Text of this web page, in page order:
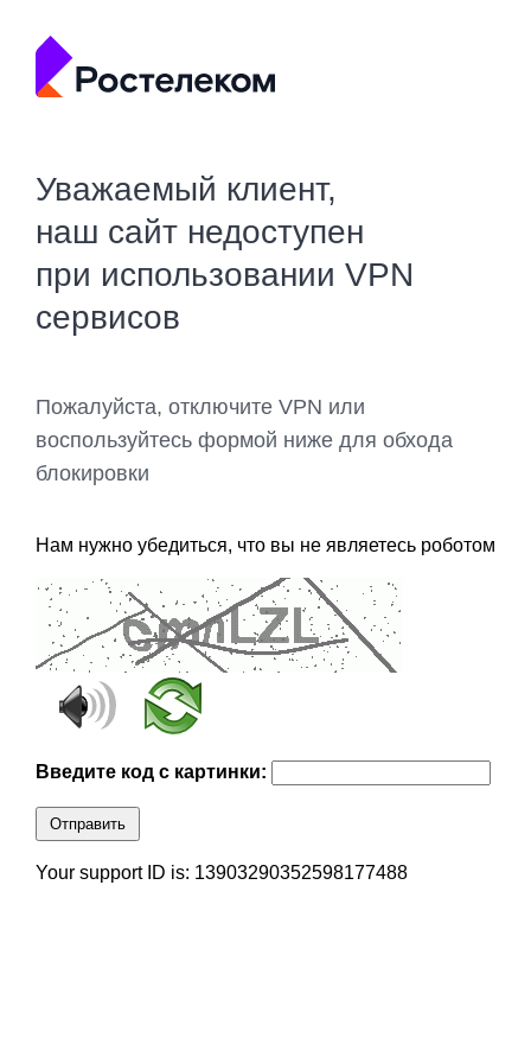
Уважаемый клиент,
наш сайт недоступен
при использовании VPN
сервисов
Пожалуйста, отключите VPN или
воспользуйтесь формой ниже для обхода
блокировки
Нам нужно убедиться, что вы не являетесь роботом
Введите код с картинки:
Отправить
Your support ID is: 13903290352598177488